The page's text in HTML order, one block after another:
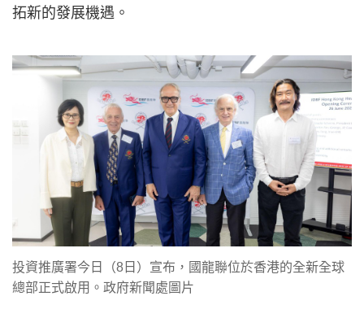
拓新的發展機遇。
投資推廣署今日（8日）宣布，國龍聯位於香港的全新全球
總部正式啟用。政府新聞處圖片